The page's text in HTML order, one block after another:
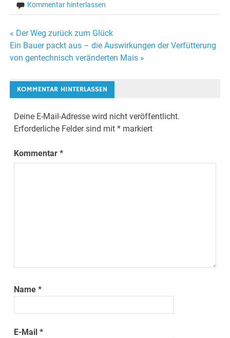
Kommentar hinterlassen
Beitrags-
« Der Weg zurück zum Glück
Ein Bauer packt aus – die Auswirkungen der Verfütterung
von gentechnisch veränderten Mais »
KOMMENTAR HINTERLASSEN
Deine E-Mail-Adresse wird nicht veröffentlicht.
Erforderliche Felder sind mit* markiert
Kommentar*
Name*
E-Mail*